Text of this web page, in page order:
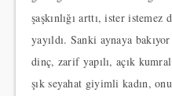
şaşkınlığı arttı, ister istemez
yayıldı. Sanki aynaya
dinç, zarif yapılı, açık
şık seyahat giyimli kadın,